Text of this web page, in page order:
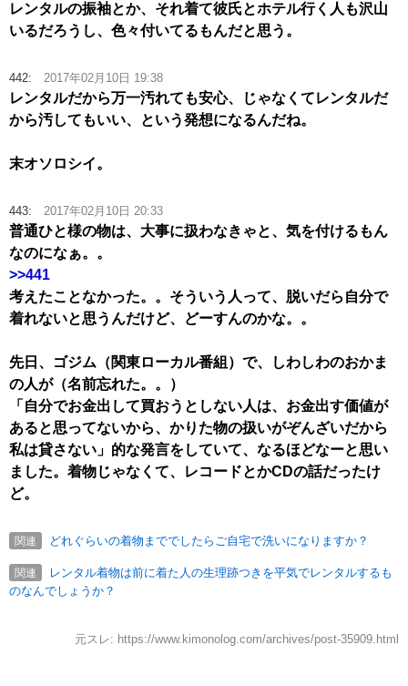
レンタルの振袖とか、それ着て彼氏とホテル行く人も沢山
いるだろうし、色々付いてるもんだと思う。
442: 2017年02月10日 19:38
レンタルだから万一汚れても安心、じゃなくてレンタルだ
から汚してもいい、という発想になるんだね。
末オソロシイ。
443: 2017年02月10日 20:33
普通ひと様の物は、大事に扱わなきゃと、気を付けるもん
なのになぁ。。
>>441
考えたことなかった。。そういう人って、脱いだら自分で
着れないと思うんだけど、どーすんのかな。。
先日、ゴジム（関東ローカル番組）で、しわしわのおかま
の人が（名前忘れた。。）
「自分でお金出して買おうとしない人は、お金出す価値が
あると思ってないから、かりた物の扱いがぞんざいだから
私は貸さない」的な発言をしていて、なるほどなーと思い
ました。着物じゃなくて、レコードとかCDの話だったけ
ど。
関連 どれぐらいの着物まででしたらご自宅で洗いになりますか？
関連
レンタル着物は前に着た人の生理跡つきを平気でレンタルするも
のなんでしょうか？
元スレ: https://www.kimonolog.com/archives/post-35909.html